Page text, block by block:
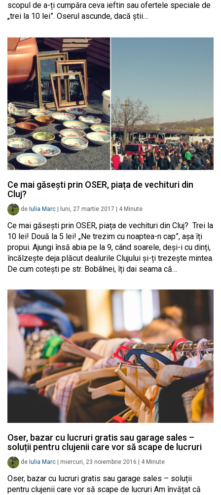
scopul de a-ți cumpăra ceva ieftin sau ofertele speciale de
„trei la 10 lei”. Oserul ascunde, dacă știi…
Ce mai găsești prin OSER, piața de vechituri din
Cluj?
de Iulia Marc luni, 27 martie 2017 4 Minute
Ce mai găsești prin OSER, piața de vechituri din Cluj? Trei la
10 lei! Două la 5 lei! „Ne trezim cu noaptea-n cap”, așa îți
propui. Ajungi însă abia pe la 9, când soarele, deși-i cu dinți,
încălzește deja plăcut dealurile Clujului și-ți trezește mintea.
De cum cotești pe str. Bobâlnei, îți dai seama că…
Oser, bazar cu lucruri gratis sau garage sales –
soluții pentru clujenii care vor să scape de lucruri
de Iulia Marc miercuri, 23 noiembrie 2016 4 Minute
Oser, bazar cu lucruri gratis sau garage sales – soluții
pentru clujenii care vor să scape de lucruri Am învățat că